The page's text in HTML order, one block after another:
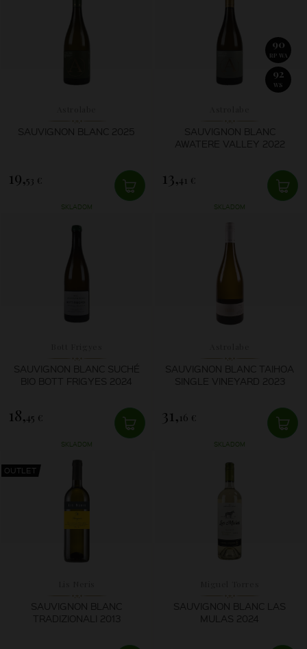
SAUVIGNON BLANC 2025
19,53 €
SKLADOM
90
RP WA
92
WS
SAUVIGNON BLANC
AWATERE VALLEY 2022
13,41 €
SKLADOM
SAUVIGNON BLANC SUCHÉ
BIO BOTT FRIGYES 2024
18,45 €
SKLADOM
SAUVIGNON BLANC TAIHOA
SINGLE VINEYARD 2023
31, 16 €
SKLADOM
OUTLET
SAUVIGNON BLANC
TRADIZIONALI 2013
SAUVIGNON BLANC LAS
MULAS 2024